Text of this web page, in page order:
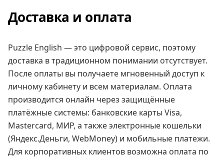
Доставка и оплата
Puzzle English — это цифровой сервис, поэтому
доставка в традиционном понимании отсутствует.
После оплаты вы получаете мгновенный доступ к
личному кабинету и всем материалам. Оплата
производится онлайн через защищённые
платёжные системы: банковские карты Visa,
Mastercard, МИР, а также электронные кошельки
(Яндекс.Деньги, WebMoney) и мобильные платежи.
Для корпоративных клиентов возможна оплата по